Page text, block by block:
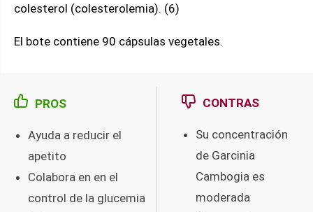
colesterol (colesterolemia). (6)
El bote contiene 90 cápsulas vegetales.
PROS
Ayuda a reducir el
apetito
Colabora en en el
control de la glucemia
CONTRAS
Su concentración
de Garcinia
Cambogia es
moderada